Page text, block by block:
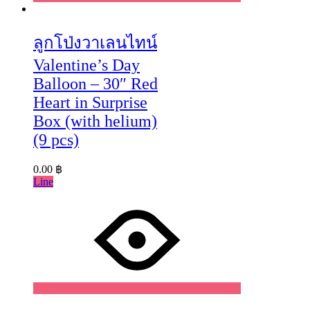
ลูกโป่งวาเลนไทน์
Valentine’s Day
Balloon – 30″ Red
Heart in Surprise
Box (with helium)
(9 pcs)
0.00 ฿
Line